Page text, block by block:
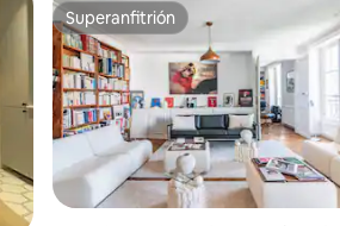
Superanfitrión
Superanfitrión